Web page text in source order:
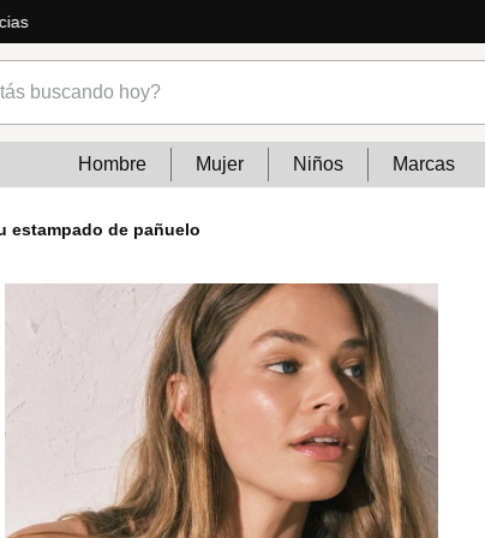
Hombre Mujer Niños Marcas
estampado de pañuelo